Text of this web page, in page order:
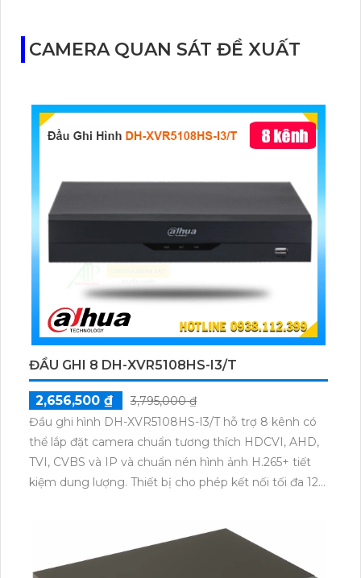
CAMERA QUAN SÁT ĐỀ XUẤT
ĐẦU GHI 8 DH-XVR5108HS-I3/T
2,656,500 ₫
3,795,000 ₫
Đầu ghi hình DH-XVR5108HS-I3/T hỗ trợ 8 kênh có
thể lắp đặt camera chuẩn tương thích HDCVI, AHD,
TVI, CVBS và IP và chuẩn nén hình ảnh H.265+ tiết
kiệm dung lượng. Thiết bị cho phép kết nối tối đa 12
phương tiện, SMD Plus, AcuPick.